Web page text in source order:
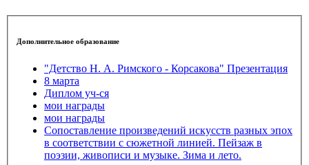
Дополнительное образование
"Детство Н. А. Римского - Корсакова" Презентация
8 марта
Диплом уч-ся
мои награды
мои награды
Сопоставление произведений искусств разных эпох
в соответствии с сюжетной линией. Пейзаж в
поэзии, живописи и музыке. Зима и лето.